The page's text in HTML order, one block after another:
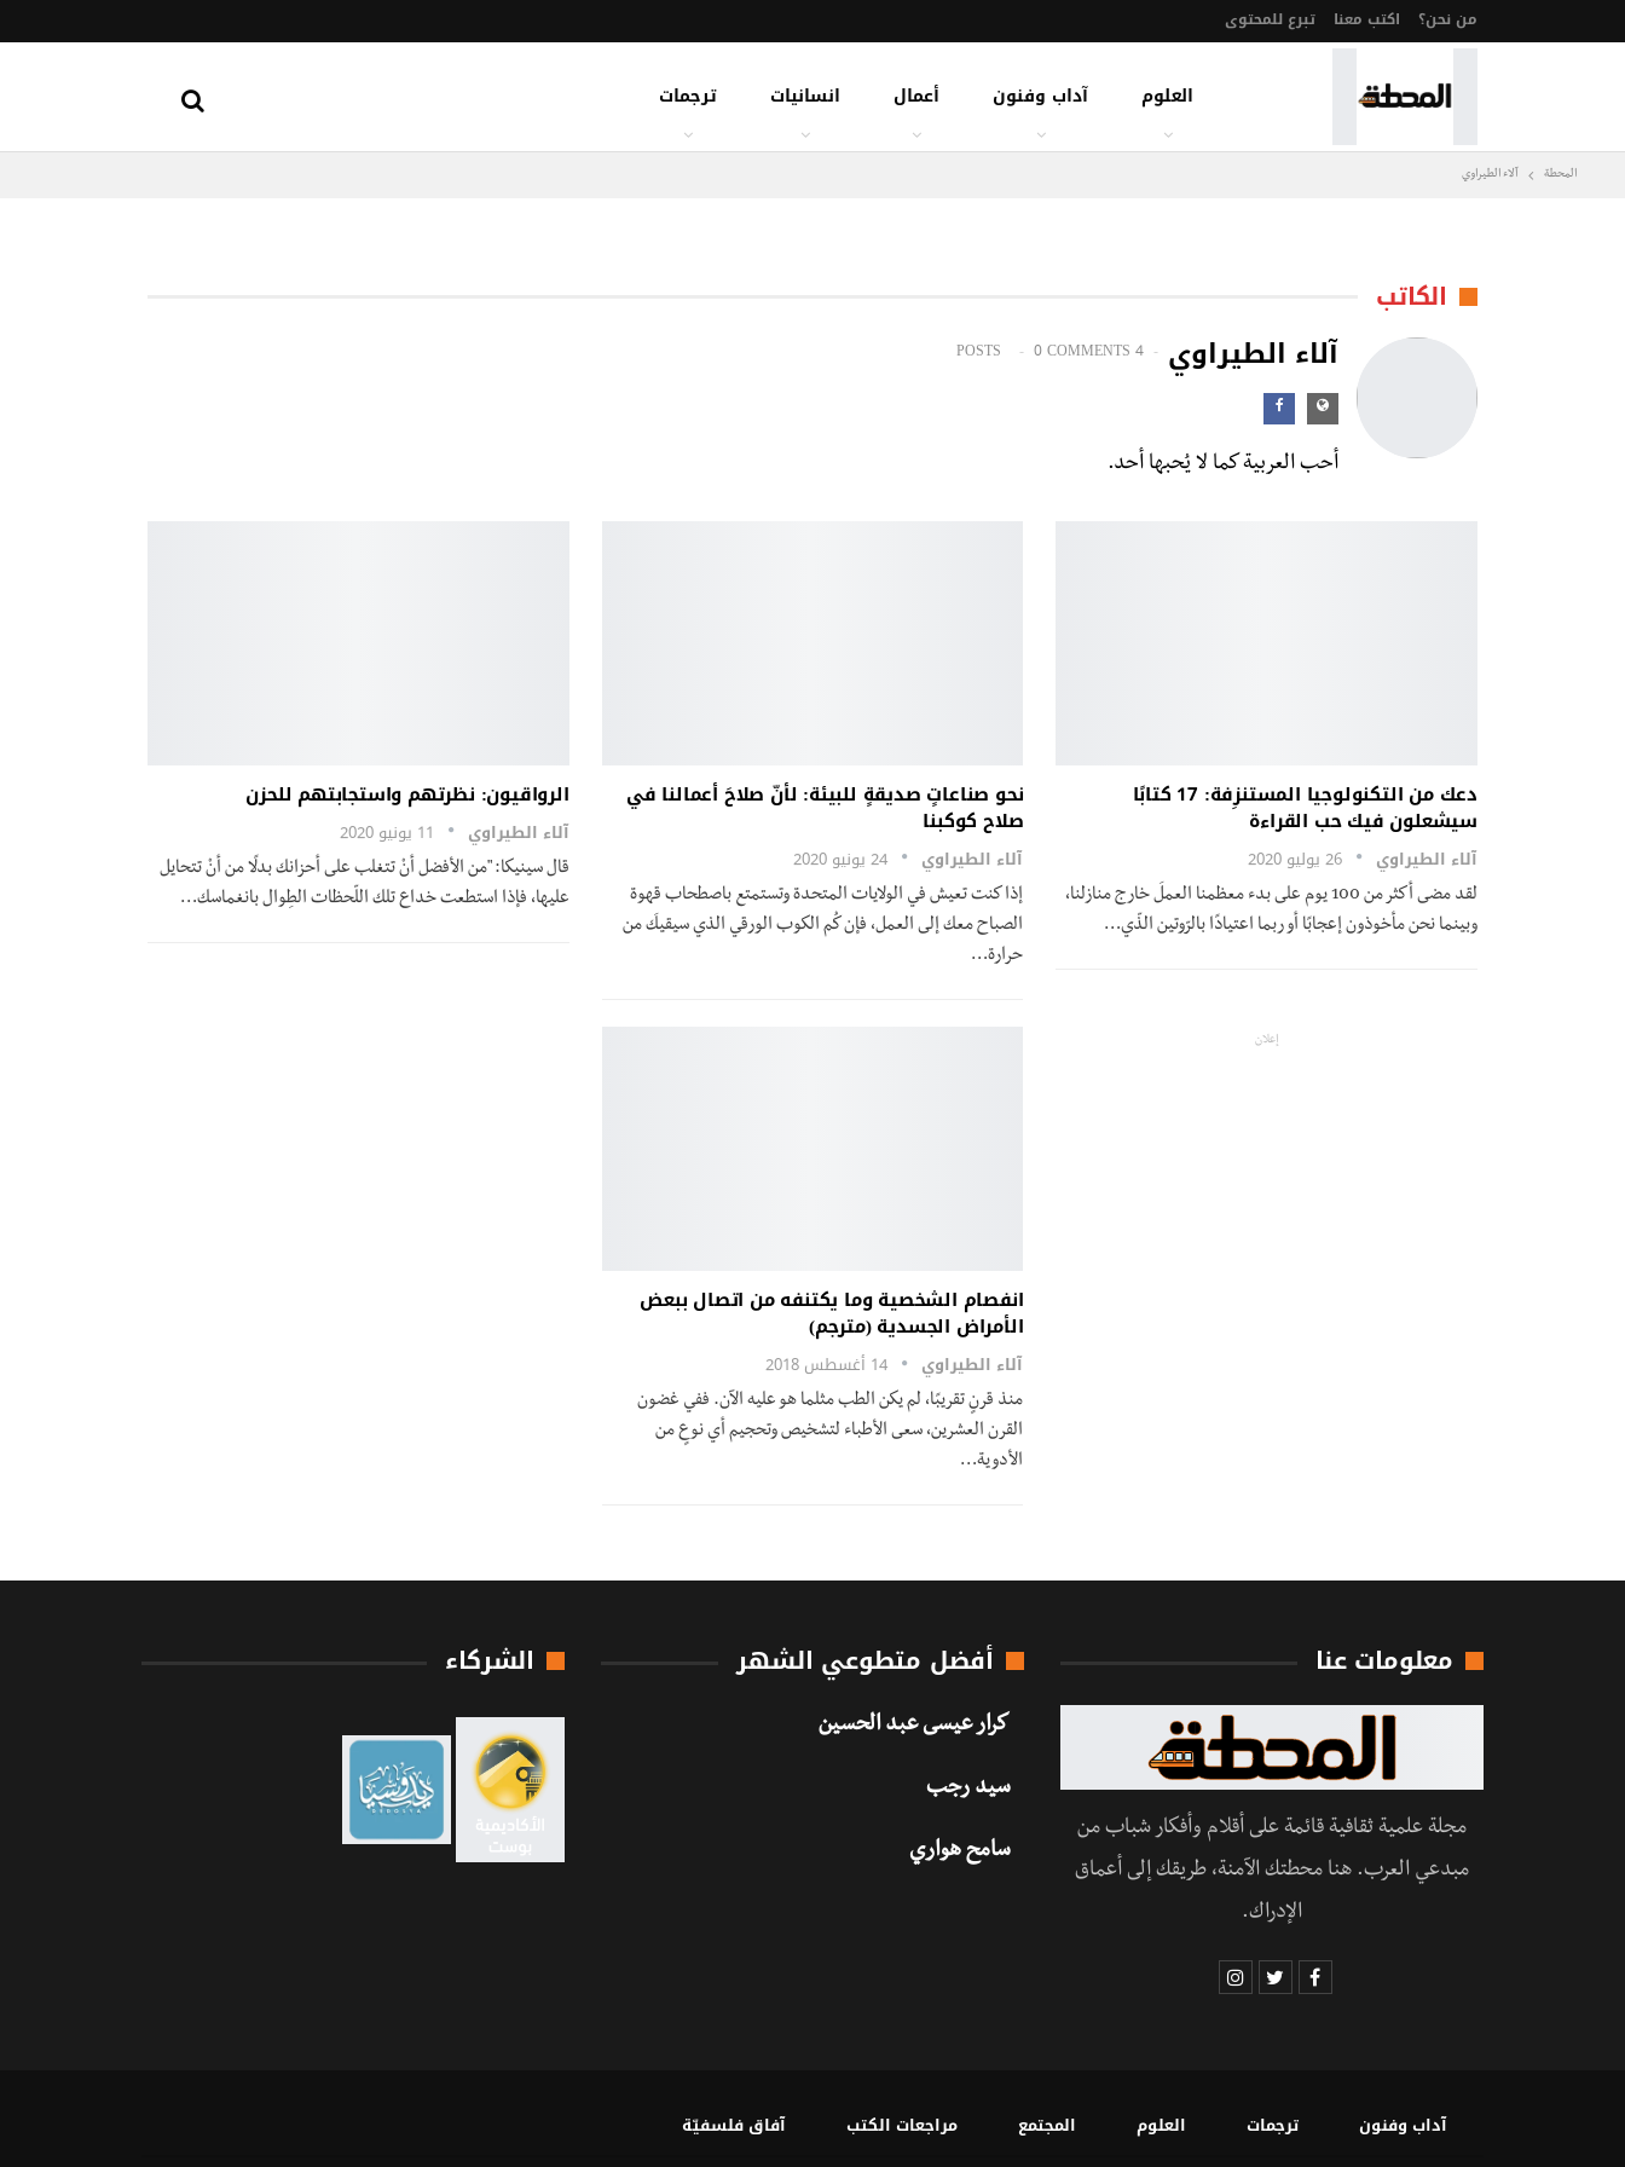
من نحن؟ اكتب معنا تبرع للمحتوى
العلوم آداب وفنون أعمال انسانيات ترجمات
المحطة آلاء الطيراوي
الكاتب
آلاء الطيراوي 4 POSTS
0 COMMENTS
أحب العربية كما لا يُحبها أحد.
دعك من التكنولوجيا المستنزِفة: 17 كتابًا
سيشعلون فيك حب القراءة
آلاء الطيراوي 26 يوليو 2020
لقد مضى أكثر من 100 يوم على بدء معظمنا العملَ خارج منازلنا،
وبينما نحن مأخوذون إعجابًا أو ربما اعتيادًا بالرّوتين الذّي…
نحو صناعاتٍ صديقةٍ للبيئة: لأنّ صلاحَ أعمالنا في
صلاح كوكبنا
آلاء الطيراوي 24 يونيو 2020
إذا كنت تعيش في الولايات المتحدة وتستمتع باصطحاب قهوة
الصباح معك إلى العمل، فإن كُم الكوب الورقي الذي سيقيكَ من
حرارة…
الرواقيون: نظرتهم واستجابتهم للحزن
آلاء الطيراوي 11 يونيو 2020
قال سينيكا: "من الأفضل أنْ تتغلب على أحزانك بدلًا من أنْ تتحايل
عليها، فإذا استطعت خداع تلك اللّحظات الطِوال بانغماسك…
إعلان
انفصام الشخصية وما يكتنفه من اتصال ببعض
الأمراض الجسدية (مترجم)
آلاء الطيراوي 14 أغسطس 2018
منذ قرنٍ تقريبًا، لم يكن الطب مثلما هو عليه الآن. ففي غضون
القرن العشرين، سعى الأطباء لتشخيص وتحجيم أي نوعٍ من
الأدوية…
معلومات عنا
مجلة علمية ثقافية قائمة على أقلام وأفكار شباب من
مبدعي العرب. هنا محطتك الآمنة، طريقك إلى أعماق
الإدراك.
أفضل متطوعي الشهر
كرار عيسى عبد الحسين
سيد رجب
سامح هواري
الشركاء
آداب وفنون ترجمات العلوم المجتمع مراجعات الكتب آفاق فلسفيّة‎